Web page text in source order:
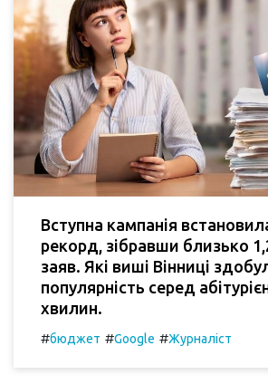
Вступна кампанія
рекорд, зібравши близько
заяв. Які виші Вінниці
популярність серед
хвилин.
#бюджет #Google #Журналіст